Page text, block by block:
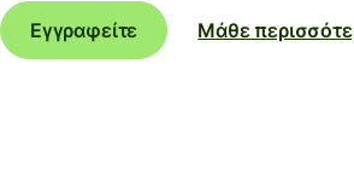
Εγγραφείτε
Μάθε